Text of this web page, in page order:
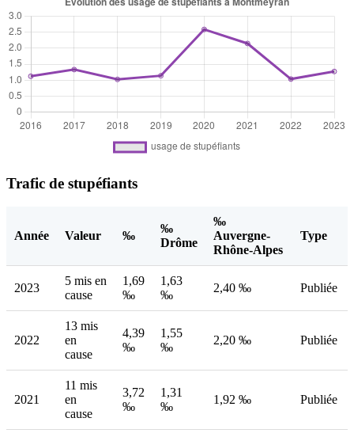
Trafic de stupéfiants
Année Valeur ‰
‰
Drôme
‰
Auvergne-
Rhône-Alpes
Type
2023
5 mis en
cause
1,69
‰
1,63
‰
2,40 ‰ Publiée
2022
13 mis
en
cause
4,39
‰
1,55
‰
2,20 ‰ Publiée
2021
11 mis
en
cause
3,72
‰
1,31
‰
1,92 ‰ Publiée